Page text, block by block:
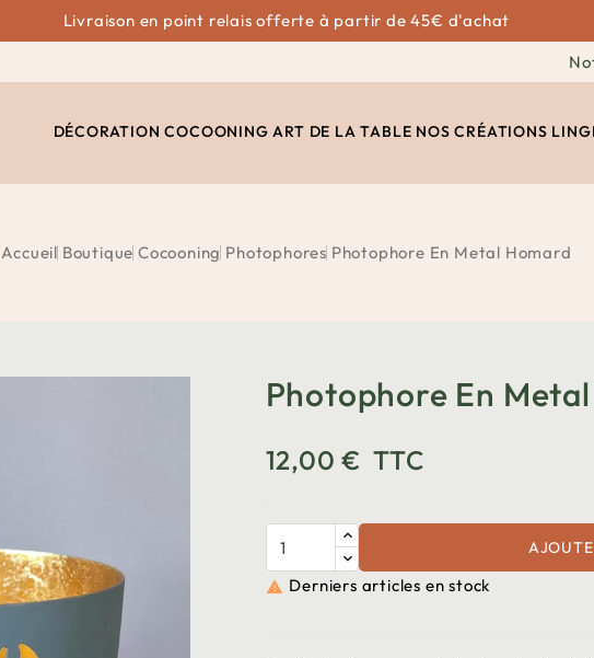
Livraison en point relais offerte à partir de 45€ d'achat
DÉCORATION COCOONING ART DE LA TABLE NOS CRÉATIONS
Accueil Boutique Cocooning Photophores Photophore En Metal Homard
Photophore En
12,00 € TTC
 Derniers articles en stock